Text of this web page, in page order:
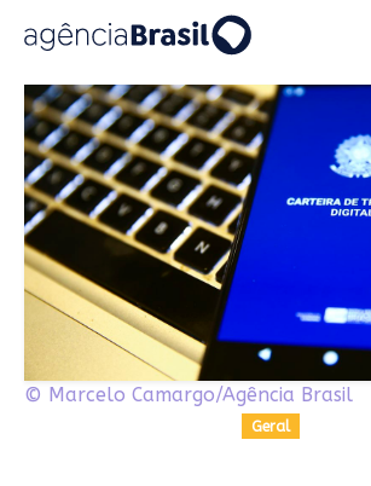
© Marcelo Camargo/Agência Brasil
Geral